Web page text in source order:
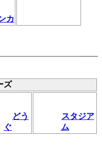
カ
ズ
どう
ぐ
スタジア
ム